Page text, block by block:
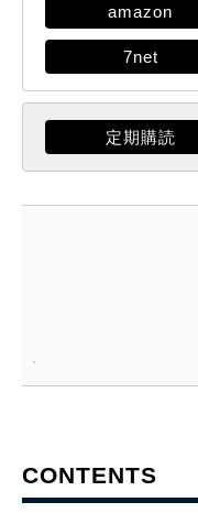
amazon
7net
定期購読
CONTENTS